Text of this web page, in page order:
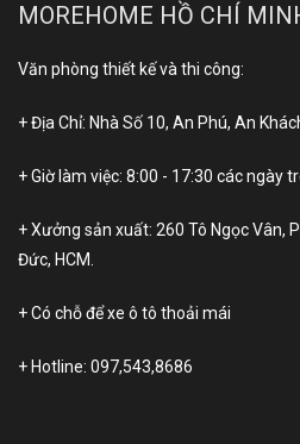
MOREHOME HỒ CHÍ
Văn phòng thiết kế và thi công:
+ Địa Chỉ: Nhà Số 10, An Phú, An
+ Giờ làm việc: 8:00 - 17:30 các ngày
+ Xưởng sản xuất: 260 Tô Ngọc Vân,
Đức, HCM.
+ Có chỗ để xe ô tô thoải mái
+ Hotline: 097,543,8686